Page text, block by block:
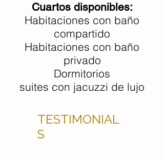
Cuartos disponibles:
Habitaciones con baño
compartido
Habitaciones con baño
privado
Dormitorios
suites con jacuzzi de lujo
TESTIMONIAL
S